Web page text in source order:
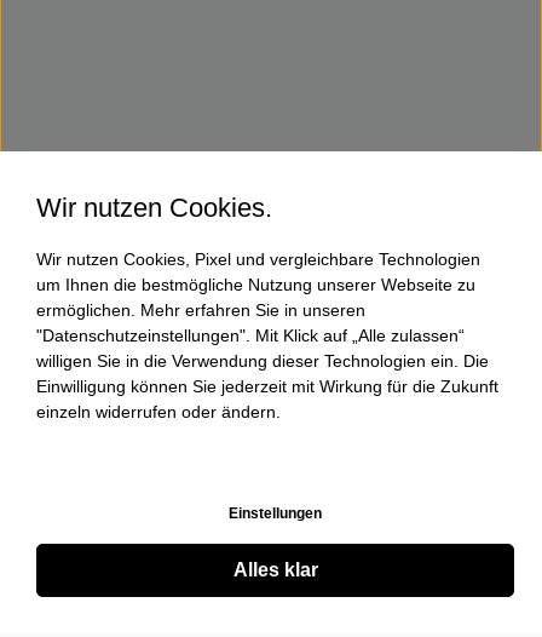
Wir nutzen Cookies.
Wir nutzen Cookies, Pixel und vergleichbare Technologien
um Ihnen die bestmögliche Nutzung unserer Webseite zu
ermöglichen. Mehr erfahren Sie in unseren
"Datenschutzeinstellungen". Mit Klick auf „Alle zulassen“
willigen Sie in die Verwendung dieser Technologien ein. Die
Einwilligung können Sie jederzeit mit Wirkung für die Zukunft
einzeln widerrufen oder ändern.
Einstellungen
Alles klar